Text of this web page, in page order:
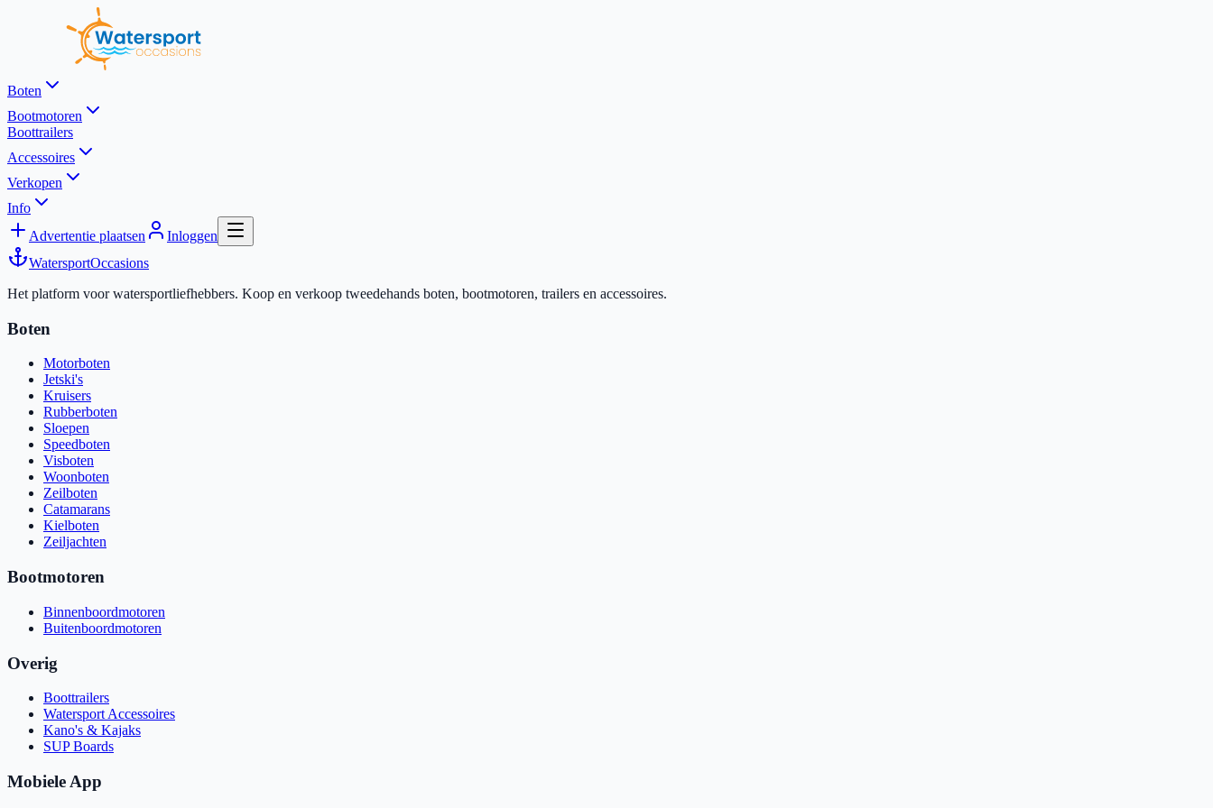
Boten
Bootmotoren
Boottrailers
Accessoires
Verkopen
Info
Advertentie plaatsen
Inloggen
WatersportOccasions
Het platform voor watersportliefhebbers. Koop en verkoop tweedehands boten, bootmotoren, trailers en accessoires.
Boten
Motorboten
Jetski's
Kruisers
Rubberboten
Sloepen
Speedboten
Visboten
Woonboten
Zeilboten
Catamarans
Kielboten
Zeiljachten
Bootmotoren
Binnenboordmotoren
Buitenboordmotoren
Overig
Boottrailers
Watersport Accessoires
Kano's & Kajaks
SUP Boards
Mobiele App